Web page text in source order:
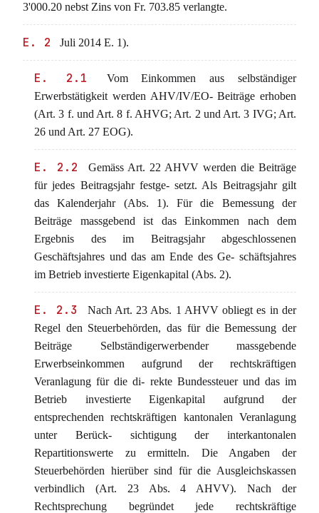
3'000.20 nebst Zins von Fr. 703.85 verlangte.
E. 2 Juli 2014 E. 1).
E. 2.1
Vom Einkommen aus selbständiger
Erwerbstätigkeit werden AHV/IV/EO- Beiträge erhoben
(Art. 3 f. und Art. 8 f. AHVG; Art. 2 und Art. 3 IVG; Art.
26 und Art. 27 EOG).
E. 2.2
Gemäss Art. 22 AHVV werden die Beiträge
für jedes Beitragsjahr festge- setzt. Als Beitragsjahr gilt
das Kalenderjahr (Abs. 1). Für die Bemessung der
Beiträge massgebend ist das Einkommen nach dem
Ergebnis des im Beitragsjahr abgeschlossenen
Geschäftsjahres und das am Ende des Ge- schäftsjahres
im Betrieb investierte Eigenkapital (Abs. 2).
E. 2.3
Nach Art. 23 Abs. 1 AHVV obliegt es in der
Regel den Steuerbehörden, das für die Bemessung der
Beiträge Selbständigerwerbender massgebende
Erwerbseinkommen aufgrund der rechtskräftigen
Veranlagung für die di- rekte Bundessteuer und das im
Betrieb investierte Eigenkapital aufgrund der
entsprechenden rechtskräftigen kantonalen Veranlagung
unter Berück- sichtigung der interkantonalen
Repartitionswerte zu ermitteln. Die Angaben der
Steuerbehörden hierüber sind für die Ausgleichskassen
verbindlich (Art. 23 Abs. 4 AHVV). Nach der
Rechtsprechung begründet jede rechtskräftige